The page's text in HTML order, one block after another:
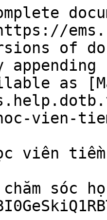
of
as
vien-
viên tiềm
sóc